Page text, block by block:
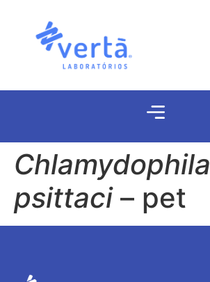
Chlamydophila
psittaci– pet